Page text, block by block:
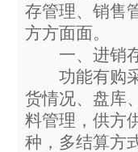
存管理、销售
方方面面。
一、进销存
功能有购采
货情况、盘库
料管理，供方
种，多结算方